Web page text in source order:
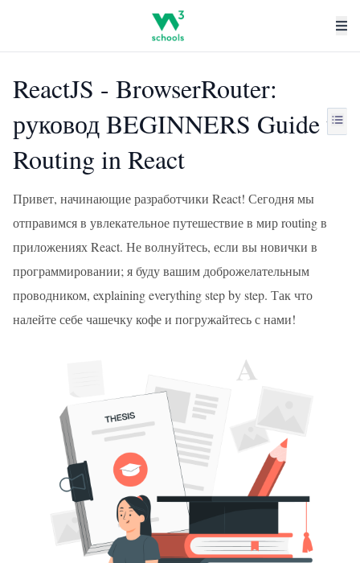
ReactJS - BrowserRouter:
руковод BEGINNERS Guide to
Routing in React
Привет, начинающие разработчики React! Сегодня мы
отправимся в увлекательное путешествие в мир routing в
приложениях React. Не волнуйтесь, если вы новички в
программировании; я буду вашим доброжелательным
проводником, explaining everything step by step. Так что
налейте себе чашечку кофе и погружайтесь с нами!